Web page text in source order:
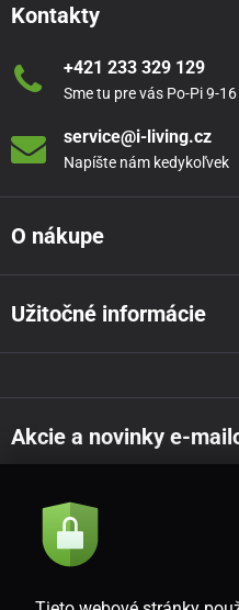
Kontakty
+421 233 329 129
Sme tu pre vás Po-Pi 9-16
service@i-living.cz
Napíšte nám kedykoľvek
O nákupe
Užitočné informácie
Akcie a novinky e-
Súhlasím so